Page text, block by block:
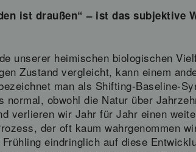
ist draußen“ – ist das subjektive
unserer heimischen biologischen
Zustand vergleicht, kann einem
man als Shifting-Baseline-
obwohl die Natur über
verlieren wir Jahr für Jahr einen
der oft kaum wahrgenommen
eindringlich auf diese